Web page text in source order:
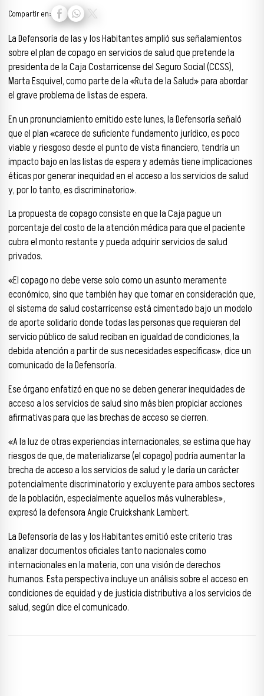
Compartir en:
La Defensoría de las y los Habitantes amplió sus señalamientos
sobre el plan de copago en servicios de salud que pretende la
presidenta de la Caja Costarricense del Seguro Social (CCSS),
Marta Esquivel, como parte de la «Ruta de la Salud» para abordar
el grave problema de listas de espera.
En un pronunciamiento emitido este lunes, la Defensoría señaló
que el plan «carece de suficiente fundamento jurídico, es poco
viable y riesgoso desde el punto de vista financiero, tendría un
impacto bajo en las listas de espera y además tiene implicaciones
éticas por generar inequidad en el acceso a los servicios de salud
y, por lo tanto, es discriminatorio».
La propuesta de copago consiste en que la Caja pague un
porcentaje del costo de la atención médica para que el paciente
cubra el monto restante y pueda adquirir servicios de salud
privados.
«El copago no debe verse solo como un asunto meramente
económico, sino que también hay que tomar en consideración que,
el sistema de salud costarricense está cimentado bajo un modelo
de aporte solidario donde todas las personas que requieran del
servicio público de salud reciban en igualdad de condiciones, la
debida atención a partir de sus necesidades específicas», dice un
comunicado de la Defensoría.
Ese órgano enfatizó en que no se deben generar inequidades de
acceso a los servicios de salud sino más bien propiciar acciones
afirmativas para que las brechas de acceso se cierren.
«A la luz de otras experiencias internacionales, se estima que hay
riesgos de que, de materializarse (el copago) podría aumentar la
brecha de acceso a los servicios de salud y le daría un carácter
potencialmente discriminatorio y excluyente para ambos sectores
de la población, especialmente aquellos más vulnerables»,
expresó la defensora Angie Cruickshank Lambert.
La Defensoría de las y los Habitantes emitió este criterio tras
analizar documentos oficiales tanto nacionales como
internacionales en la materia, con una visión de derechos
humanos. Esta perspectiva incluye un análisis sobre el acceso en
condiciones de equidad y de justicia distributiva a los servicios de
salud, según dice el comunicado.